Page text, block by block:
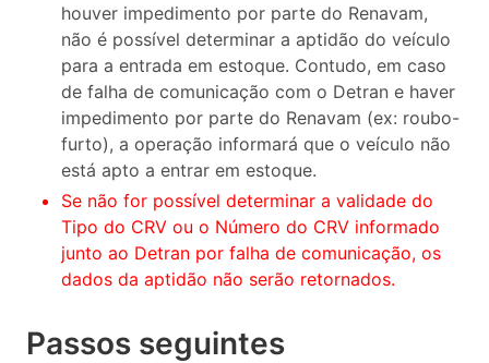
houver impedimento por parte do Renavam,
não é possível determinar a aptidão do veículo
para a entrada em estoque. Contudo, em caso
de falha de comunicação com o Detran e haver
impedimento por parte do Renavam (ex: roubo-
furto), a operação informará que o veículo não
está apto a entrar em estoque.
Se não for possível determinar a validade do
Tipo do CRV ou o Número do CRV informado
junto ao Detran por falha de comunicação, os
dados da aptidão não serão retornados.
Passos seguintes